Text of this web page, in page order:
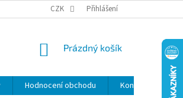
CZK Přihlášení
NÁKUPNÍ
Prázdný košík
Hodnocení obchodu Kontakty